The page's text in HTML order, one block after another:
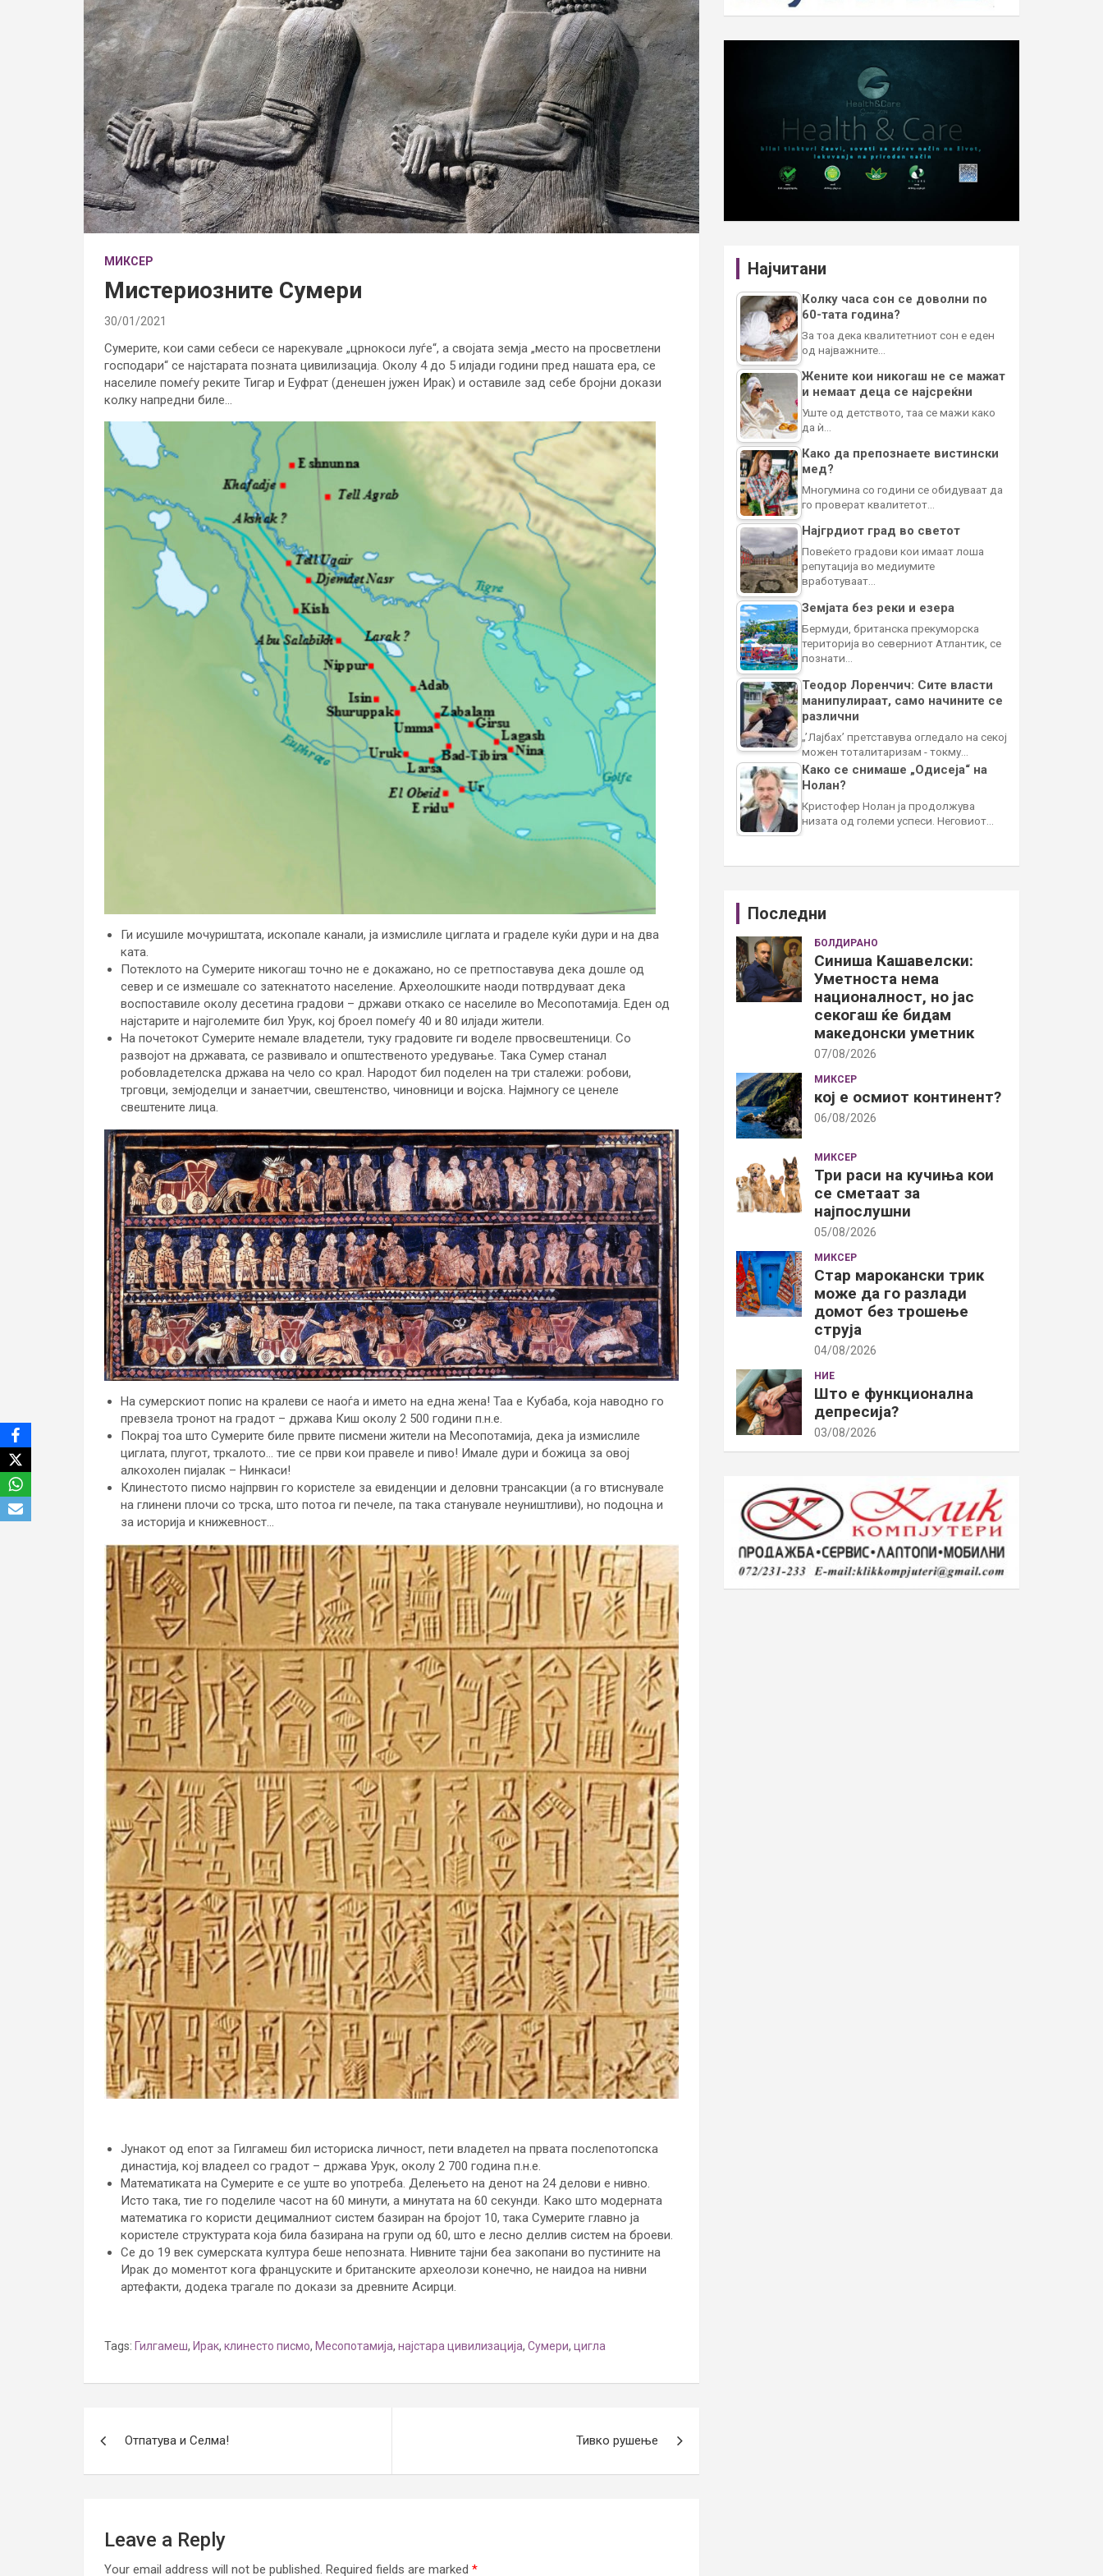
МИКСЕР
Мистериозните Сумери
30/01/2021
Сумерите, кои сами себеси се нарекувале „црнокоси луѓе“, а својата земја „место на просветлени
господари“ се најстарата позната цивилизација. Околу 4 до 5 илјади години пред нашата ера, се
населиле помеѓу реките Тигар и Еуфрат (денешен јужен Ирак) и оставиле зад себе бројни докази
колку напредни биле…
Ги исушиле мочуриштата, ископале канали, ја измислиле циглата и граделе куќи дури и на два
ката.
Потеклото на Сумерите никогаш точно не е докажано, но се претпоставува дека дошле од
север и се измешале со затекнатото население. Археолошките наоди потврдуваат дека
воспоставиле околу десетина градови – држави откако се населиле во Месопотамија. Еден од
најстарите и најголемите бил Урук, кој броел помеѓу 40 и 80 илјади жители.
На почетокот Сумерите немале владетели, туку градовите ги воделе првосвештеници. Со
развојот на државата, се развивало и општественото уредување. Така Сумер станал
робовладетелска држава на чело со крал. Народот бил поделен на три сталежи: робови,
трговци, земјоделци и занаетчии, свештенство, чиновници и војска. Најмногу се ценеле
свештените лица.
На сумерскиот попис на кралеви се наоѓа и името на една жена! Таа е Кубаба, која наводно го
превзела тронот на градот – држава Киш околу 2 500 години п.н.е.
Покрај тоа што Сумерите биле првите писмени жители на Месопотамија, дека ја измислиле
циглата, плугот, тркалото… тие се први кои правеле и пиво! Имале дури и божица за овој
алкохолен пијалак – Нинкаси!
Клинестото писмо најпрвин го користеле за евиденции и деловни трансакции (а го втиснувале
на глинени плочи со трска, што потоа ги печеле, па така станувале неуништливи), но подоцна и
за историја и книжевност…
Јунакот од епот за Гилгамеш бил историска личност, пети владетел на првата послепотопска
династија, кој владеел со градот – држава Урук, околу 2 700 година п.н.е.
Математиката на Сумерите е се уште во употреба. Делењето на денот на 24 делови е нивно.
Исто така, тие го поделиле часот на 60 минути, а минутата на 60 секунди. Како што модерната
математика го користи децималниот систем базиран на бројот 10, така Сумерите главно ја
користеле структурата која била базирана на групи од 60, што е лесно деллив систем на броеви.
Се до 19 век сумерската култура беше непозната. Нивните тајни беа закопани во пустините на
Ирак до моментот кога француските и британските археолози конечно, не наидоа на нивни
артефакти, додека трагале по докази за древните Асирци.
Tags: Гилгамеш, Ирак, клинесто писмо, Месопотамија, најстара цивилизација, Сумери, цигла
navigation
Отпатува и Селма! Тивко рушење
Leave a Reply
Your email address will not be published. Required fields are marked *
Најчитани
Колку часа сон се доволни по
60-тата година?
За тоа дека квалитетниот сон е еден
од најважните…
Жените кои никогаш не се мажат
и немаат деца се најсреќни
Уште од детството, таа се мажи како
да ѝ…
Како да препознаете вистински
мед?
Многумина со години се обидуваат да
го проверат квалитетот…
Најгрдиот град во светот
Повеќето градови кои имаат лоша
репутација во медиумите
вработуваат…
Земјата без реки и езера
Бермуди, британска прекуморска
територија во северниот Атлантик, се
познати…
Теодор Лоренчич: Сите власти
манипулираат, само начините се
различни
„’Лајбах’ претставува огледало на секој
можен тоталитаризам - токму…
Како се снимаше „Одисеја“ на
Нолан?
Кристофер Нолан ја продолжува
низата од големи успеси. Неговиот…
Последни
БОЛДИРАНО
Синиша Кашавелски:
Уметноста нема
националност, но јас
секогаш ќе бидам
македонски уметник
07/08/2026
МИКСЕР
кој е осмиот континент?
06/08/2026
МИКСЕР
Три раси на кучиња кои
се сметаат за
најпослушни
05/08/2026
МИКСЕР
Стар марокански трик
може да го разлади
домот без трошење
струја
04/08/2026
НИЕ
Што е функционална
депресија?
03/08/2026